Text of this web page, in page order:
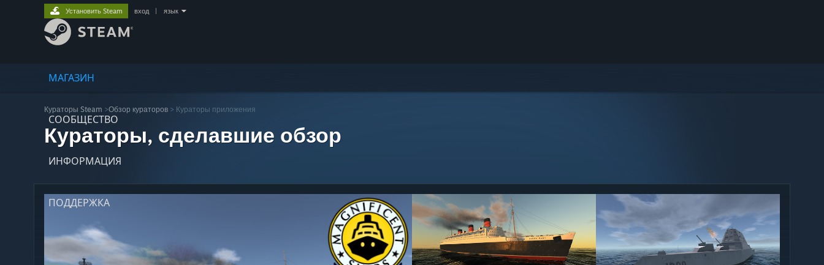
МАГАЗИН
СООБЩЕСТВО
ИНФОРМАЦИЯ
ПОДДЕРЖКА
Установить Steam вход язык
Кураторы Steam >Обзор кураторов > Кураторы приложения
Кураторы, сделавшие обзор